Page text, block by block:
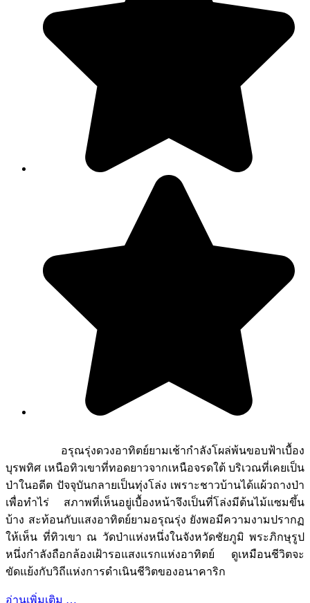
อรุณรุ่งดวงอาทิตย์ยามเช้ากำลังโผล่พ้นขอบฟ้าเบื้อง
บุรพทิศ เหนือทิวเขาที่ทอดยาวจากเหนือจรดใต้ บริเวณที่เคยเป็น
ป่าในอดีต ปัจจุบันกลายเป็นทุ่งโล่ง เพราะชาวบ้านได้แผ้วถางป่า
เพื่อทำไร่ สภาพที่เห็นอยู่เบื้องหน้าจึงเป็นที่โล่งมีต้นไม้แซมขึ้น
บ้าง สะท้อนกับแสงอาทิตย์ยามอรุณรุ่ง ยังพอมีความงามปรากฏ
ให้เห็น ที่ทิวเขา ณ วัดป่าแห่งหนึ่งในจังหวัดชัยภูมิ พระภิกษุรูป
หนึ่งกำลังถือกล้องเฝ้ารอแสงแรกแห่งอาทิตย์ ดูเหมือนชีวิตจะ
ขัดแย้งกับวิถีแห่งการดำเนินชีวิตของอนาคาริก
อ่านเพิ่มเติม …